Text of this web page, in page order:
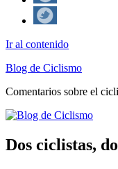
Ir al contenido
Blog de Ciclismo
Comentarios sobre el
Dos ciclistas,